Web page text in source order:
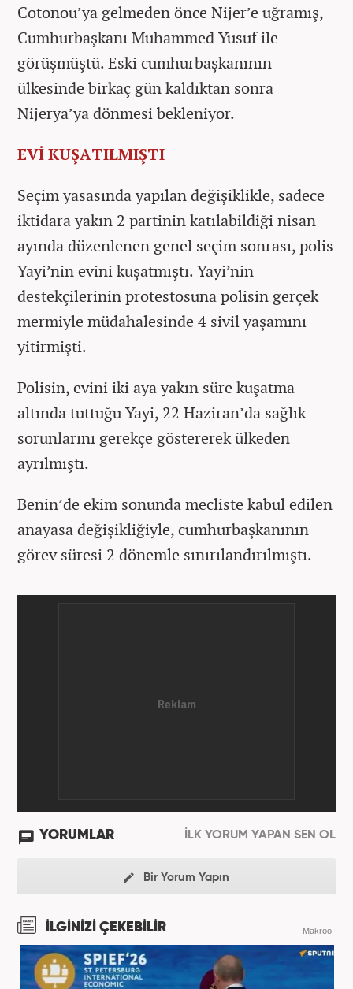
Cotonou’ya gelmeden önce Nijer’e uğramış,
Cumhurbaşkanı Muhammed Yusuf ile
görüşmüştü. Eski cumhurbaşkanının
ülkesinde birkaç gün kaldıktan sonra
Nijerya’ya dönmesi bekleniyor.
EVİ KUŞATILMIŞTI
Seçim yasasında yapılan değişiklikle, sadece
iktidara yakın 2 partinin katılabildiği nisan
ayında düzenlenen genel seçim sonrası, polis
Yayi’nin evini kuşatmıştı. Yayi’nin
destekçilerinin protestosuna polisin gerçek
mermiyle müdahalesinde 4 sivil yaşamını
yitirmişti.
Polisin, evini iki aya yakın süre kuşatma
altında tuttuğu Yayi, 22 Haziran’da sağlık
sorunlarını gerekçe göstererek ülkeden
ayrılmıştı.
Benin’de ekim sonunda mecliste kabul edilen
anayasa değişikliğiyle, cumhurbaşkanının
görev süresi 2 dönemle sınırılandırılmıştı.
YORUMLAR İLK YORUM YAPAN SEN OL
Bir Yorum Yapın
İLGİNİZİ ÇEKEBİLİR Makroo